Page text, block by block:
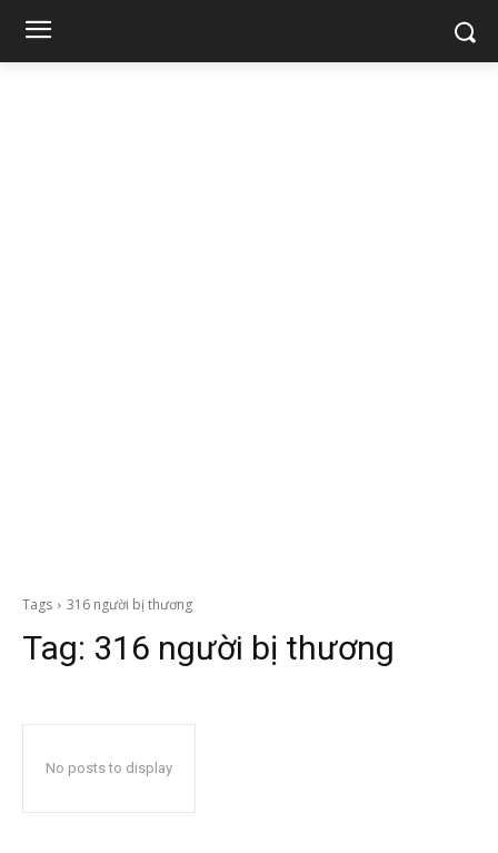
Tags 316 người bị thương
Tag: 316 người bị thương
No posts to display